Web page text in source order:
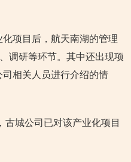
项目后，航天南湖的管理
调研等环节。其中还出现项
相关人员进行介绍的情
城公司已对该产业化项目